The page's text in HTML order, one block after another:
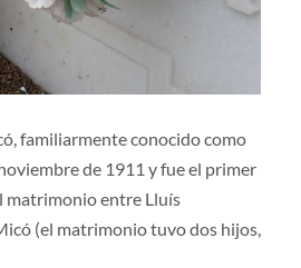
familiarmente conocido como
de 1911 y fue el primer
matrimonio entre Lluís
(el matrimonio tuvo dos hijos,